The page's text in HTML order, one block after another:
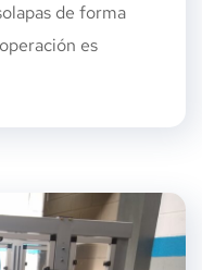
de forma
es